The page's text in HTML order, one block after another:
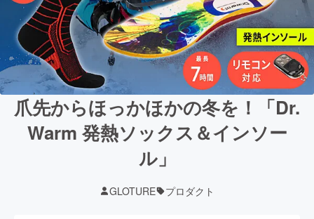
爪先からほっかほかの冬を！「Dr.
Warm 発熱ソックス＆インソー
ル」
GLOTURE プロダクト